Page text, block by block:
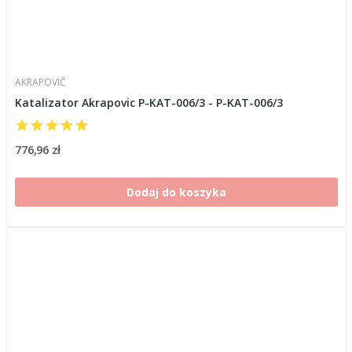
AKRAPOVIČ
Katalizator Akrapovic P-KAT-006/3 - P-KAT-006/3
776,96 zł
Dodaj do koszyka